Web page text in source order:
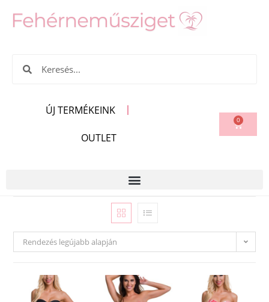
ÚJ TERMÉKEINK
OUTLET
0
Rendezés legújabb alapján